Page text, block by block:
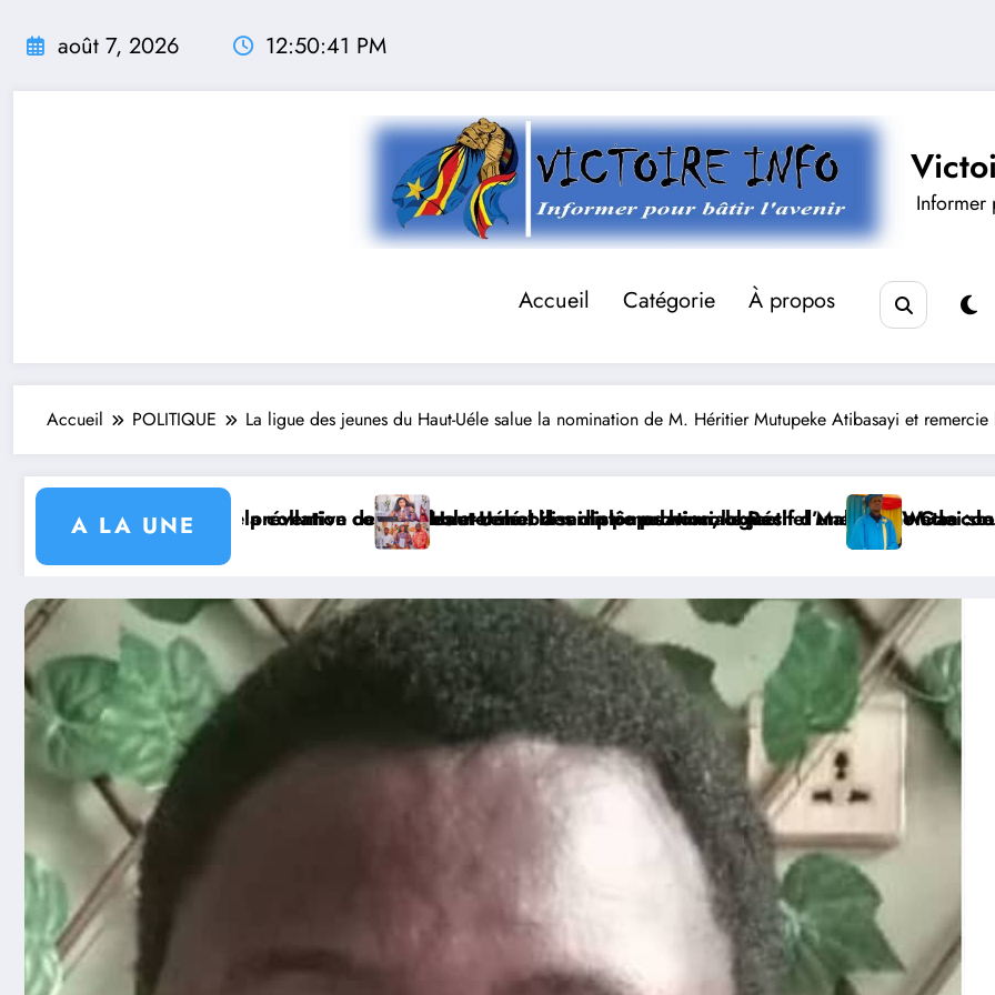
août 7, 2026 12:50:43 PM
Informer
Accueil Catégorie À propos
Accueil POLITIQUE La ligue des jeunes du Haut-Uéle salue la nomination de M. Héritier Mutupeke Atibasayi et
A LA UNE
remet des diplômes homologués
mobiliser la population, objectif d’une réunion de coordination tenue dans la Zone de Santé Rurale de
Uélé : la ministre provinciale Rachel Makasiane Gasi soutient avec brio son mémoire sur la persistance
Watsa : le notable Rosalin Dopase obtient sa licence en
RDC :